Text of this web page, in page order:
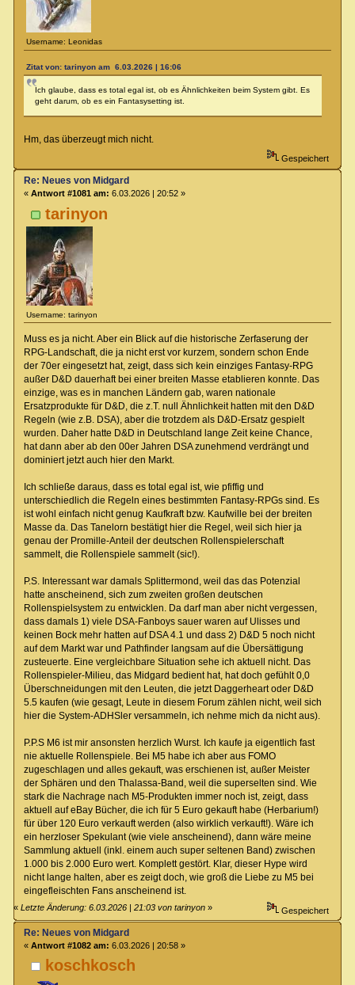
Username: Leonidas
Zitat von: tarinyon am 6.03.2026 | 16:06
Ich glaube, dass es total egal ist, ob es Ähnlichkeiten beim System gibt. Es
geht darum, ob es ein Fantasysetting ist.
Hm, das überzeugt mich nicht.
Gespeichert
tarinyon
Username: tarinyon
Re: Neues von Midgard
« Antwort #1081 am: 6.03.2026 | 20:52 »
Muss es ja nicht. Aber ein Blick auf die historische Zerfaserung der
RPG-Landschaft, die ja nicht erst vor kurzem, sondern schon Ende
der 70er eingesetzt hat, zeigt, dass sich kein einziges Fantasy-RPG
außer D&D dauerhaft bei einer breiten Masse etablieren konnte. Das
einzige, was es in manchen Ländern gab, waren nationale
Ersatzprodukte für D&D, die z.T. null Ähnlichkeit hatten mit den D&D
Regeln (wie z.B. DSA), aber die trotzdem als D&D-Ersatz gespielt
wurden. Daher hatte D&D in Deutschland lange Zeit keine Chance,
hat dann aber ab den 00er Jahren DSA zunehmend verdrängt und
dominiert jetzt auch hier den Markt.
Ich schließe daraus, dass es total egal ist, wie pfiffig und
unterschiedlich die Regeln eines bestimmten Fantasy-RPGs sind. Es
ist wohl einfach nicht genug Kaufkraft bzw. Kaufwille bei der breiten
Masse da. Das Tanelorn bestätigt hier die Regel, weil sich hier ja
genau der Promille-Anteil der deutschen Rollenspielerschaft
sammelt, die Rollenspiele sammelt (sic!).
P.S. Interessant war damals Splittermond, weil das das Potenzial
hatte anscheinend, sich zum zweiten großen deutschen
Rollenspielsystem zu entwicklen. Da darf man aber nicht vergessen,
dass damals 1) viele DSA-Fanboys sauer waren auf Ulisses und
keinen Bock mehr hatten auf DSA 4.1 und dass 2) D&D 5 noch nicht
auf dem Markt war und Pathfinder langsam auf die Übersättigung
zusteuerte. Eine vergleichbare Situation sehe ich aktuell nicht. Das
Rollenspieler-Milieu, das Midgard bedient hat, hat doch gefühlt 0,0
Überschneidungen mit den Leuten, die jetzt Daggerheart oder D&D
5.5 kaufen (wie gesagt, Leute in diesem Forum zählen nicht, weil sich
hier die System-ADHSler versammeln, ich nehme mich da nicht aus).
P.P.S M6 ist mir ansonsten herzlich Wurst. Ich kaufe ja eigentlich fast
nie aktuelle Rollenspiele. Bei M5 habe ich aber aus FOMO
zugeschlagen und alles gekauft, was erschienen ist, außer Meister
der Sphären und den Thalassa-Band, weil die superselten sind. Wie
stark die Nachrage nach M5-Produkten immer noch ist, zeigt, dass
aktuell auf eBay Bücher, die ich für 5 Euro gekauft habe (Herbarium!)
für über 120 Euro verkauft werden (also wirklich verkauft!). Wäre ich
ein herzloser Spekulant (wie viele anscheinend), dann wäre meine
Sammlung aktuell (inkl. einem auch super seltenen Band) zwischen
1.000 bis 2.000 Euro wert. Komplett gestört. Klar, dieser Hype wird
nicht lange halten, aber es zeigt doch, wie groß die Liebe zu M5 bei
eingefleischten Fans anscheinend ist.
«Letzte Änderung: 6.03.2026 | 21:03 von tarinyon » Gespeichert
koschkosch
Re: Neues von Midgard
« Antwort #1082 am: 6.03.2026 | 20:58 »